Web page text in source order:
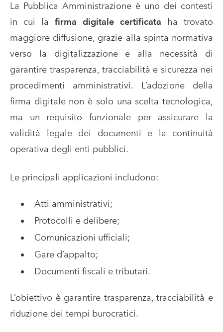
La Pubblica Amministrazione è uno dei contesti
in cui la firma digitale certificata ha trovato
maggiore diffusione, grazie alla spinta normativa
verso la digitalizzazione e alla necessità di
garantire trasparenza, tracciabilità e sicurezza nei
procedimenti amministrativi. L’adozione della
firma digitale non è solo una scelta tecnologica,
ma un requisito funzionale per assicurare la
validità legale dei documenti e la continuità
operativa degli enti pubblici.
Le principali applicazioni includono:
Atti amministrativi;
Protocolli e delibere;
Comunicazioni ufficiali;
Gare d’appalto;
Documenti fiscali e tributari.
L’obiettivo è garantire trasparenza, tracciabilità e
riduzione dei tempi burocratici.